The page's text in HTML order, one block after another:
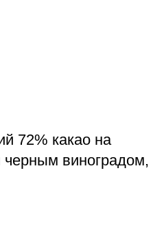
72% какао на
виноградом,